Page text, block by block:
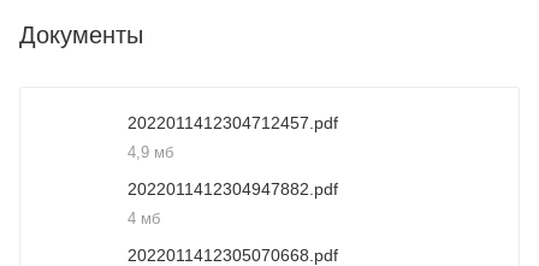
Документы
2022011412304712457.pdf
4,9 мб
2022011412304947882.pdf
4 мб
2022011412305070668.pdf